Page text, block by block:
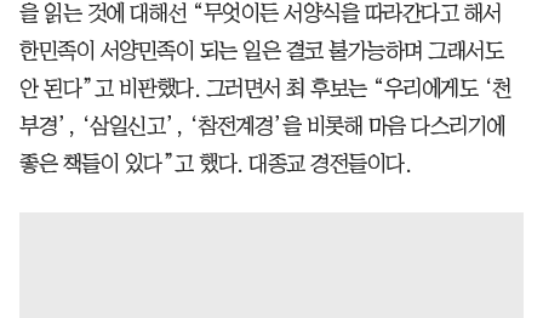
을 읽는 것에 대해선 “무엇이든 서양식을 따라간다고 해서
한민족이 서양민족이 되는 일은 결코 불가능하며 그래서도
안 된다”고 비판했다. 그러면서 최 후보는 “우리에게도 ‘천
부경’, ‘삼일신고’, ‘참전계경’을 비롯해 마음 다스리기에
좋은 책들이 있다”고 했다. 대종교 경전들이다.